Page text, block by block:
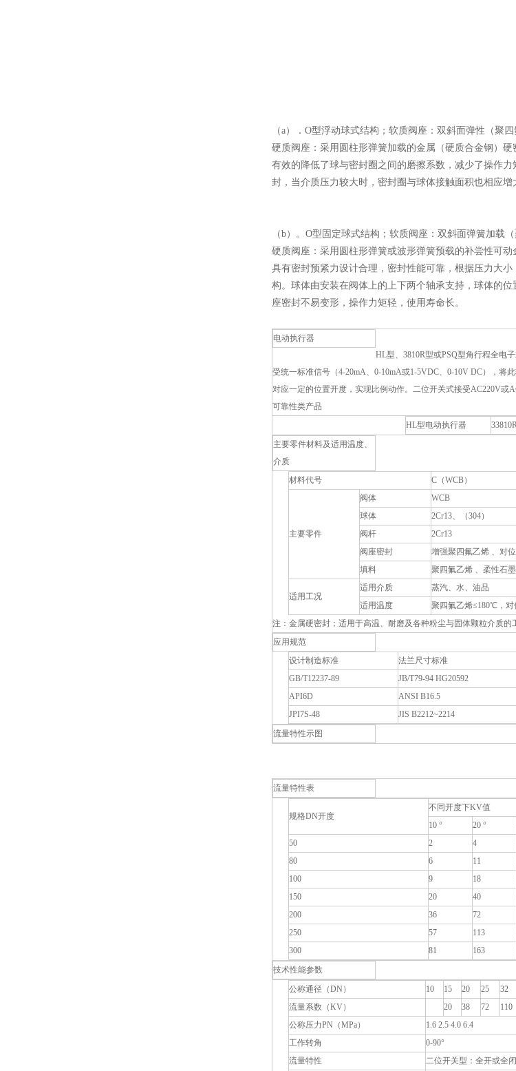
（a）．O型浮动球式结构；软质阀座：双斜面弹性（聚
硬质阀座：采用圆柱形弹簧加载的金属（硬质合金钢）硬
有效的降低了球与密封圈之间的磨擦系数，减少了操作
封，当介质压力较大时，密封圈与球体接触面积也相应
（b）。O型固定球式结构；软质阀座：双斜面弹簧加载
硬质阀座：采用圆柱形弹簧或波形弹簧预载的补尝性可动
具有密封预紧力设计合理，密封性能可靠，根据压力大
构。球体由安装在阀体上的上下两个轴承支持，球体的
座密封不易变形，操作力矩轻，使用寿命长。
电动执行器
HL型、3810R型或PSQ型角行程全电
受统一标准信号（4-20mA、0-10mA或1-5VDC、0-10V DC），将
对应一定的位置开度，实现比例动作。二位开关式接受AC220V或
可靠性类产品
HL型电动执行器
主要零件材料及适用温度、
介质
材料代号
C（WCB）
主要零件
阀体 WCB
球体
2Cr13、（304）
阀杆
2Cr13
阀座密封
增强聚四氟乙烯 、对
填料
聚四氟乙烯 、柔性石墨
适用工况
适用介质 蒸汽、水、油品
适用温度
聚四氟乙烯≤180℃，
注：金属硬密封；适用于高温、耐磨及各种粉尘与固体颗粒介质
应用规范
设计制造标准
法兰尺寸标准
GB/T12237-89
JB/T79-94 HG20592
API6D
ANSI B16.5
JPI7S-48
JIS B2212~2214
流量特性示图
流量特性表
规格DN开度
不同开度下KV值
10 °
20 °
50
2 4
80
6 11
100
9 18
150
20 40
200
36 72
250
57 113
300
81 163
技术性能参数
公称通径（DN）
10 15 20 25 32
流量系数（KV）
20 38 72 110
公称压力PN（MPa）
1.6 2.5 4.0 6.4
工作转角
0-90°
流量特性
二位开关型：全开或全